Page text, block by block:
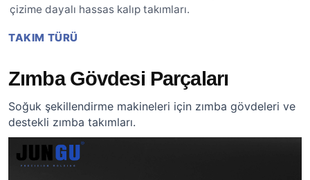
çizime dayalı hassas kalıp takımları.
TAKIM TÜRÜ
Zımba Gövdesi Parçaları
Soğuk şekillendirme makineleri için zımba gövdeleri ve
destekli zımba takımları.